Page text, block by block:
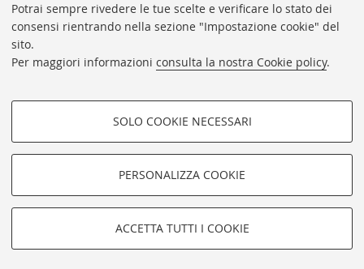
Potrai sempre rivedere le tue scelte e verificare lo stato dei
consensi rientrando nella sezione "Impostazione cookie" del
sito.
Per maggiori informazioni consulta la nostra Cookie policy.
COOKIE DI PROFILAZIONE -
FACOLTATIVI
navigazione degli utenti, creare profili in base al loro comportamento
SOLO COOKIE NECESSARI
PERSONALIZZA COOKIE
ACCETTA TUTTI I COOKIE
Carta dei servizi
Proxy
Help Desk
Informazioni sul sito e accessibilità
Impostazioni Cookie
©Copyright 2026 - ALMA MATER STUDIORUM - Università di